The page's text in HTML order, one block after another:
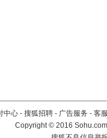
中心 - 搜狐招聘 - 广告服务 - 客
Copyright©2016